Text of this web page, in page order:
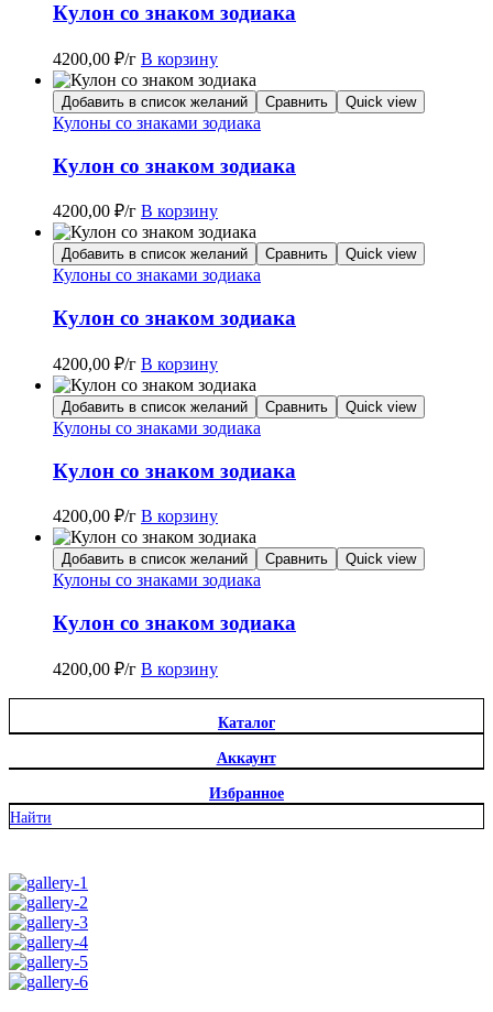
Кулон со знаком зодиака
4200,00 ₽/г В корзину
Добавить в список желаний Сравнить Quick view
Кулоны со знаками зодиака
Кулон со знаком зодиака
4200,00 ₽/г В корзину
Добавить в список желаний Сравнить Quick view
Кулоны со знаками зодиака
Кулон со знаком зодиака
4200,00 ₽/г В корзину
Добавить в список желаний Сравнить Quick view
Кулоны со знаками зодиака
Кулон со знаком зодиака
4200,00 ₽/г В корзину
Добавить в список желаний Сравнить Quick view
Кулоны со знаками зодиака
Кулон со знаком зодиака
4200,00 ₽/г В корзину
Каталог
Аккаунт
Избранное
Найти